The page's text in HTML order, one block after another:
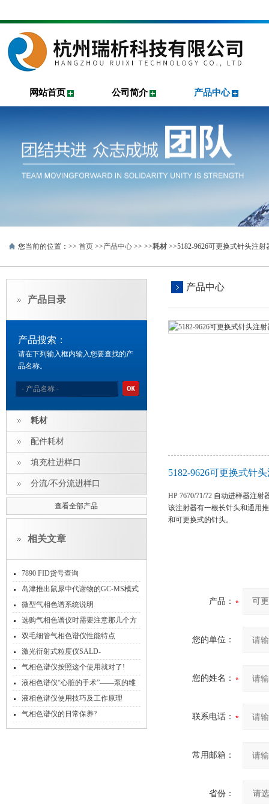
网站首页 公司简介 产品中心
您当前的位置：>> 首页 >>产品中心 >> >>耗材 >>5182-9626可更换式针头注射
产品目录
产品搜索：
请在下列输入框内输入您要查找的产
品名称。
耗材
配件耗材
填充柱进样口
分流/不分流进样口
查看全部产品
相关文章
7890 FID货号查询
岛津推出鼠尿中代谢物的GC-MS模式
分析方案
微型气相色谱系统说明
选购气相色谱仪时需要注意那几个方
面
双毛细管气相色谱仪性能特点
激光衍射式粒度仪SALD-
2300（SALD-2300）
气相色谱仪按照这个使用就对了!
液相色谱仪“心脏的手术”——泵的维
护流程
液相色谱仪使用技巧及工作原理
气相色谱仪的日常保养?
产品中心
5182-9626可更换式针
HP 7670/71/72 自动进样器注射
该注射器有一根长针头和通用
和可更换式的针头。
产品：
您的单位：
您的姓名：
联系电话：
常用邮箱：
省份：